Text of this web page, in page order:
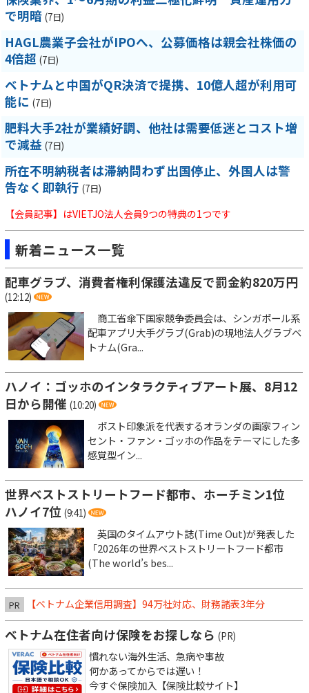
で明暗 (7日)
HAGL農業子会社がIPOへ、公募価格は親会社株価の
4倍超 (7日)
ベトナムと中国がQR決済で提携、10億人超が利用可
能に (7日)
肥料大手2社が業績好調、他社は需要低迷とコスト増
で減益 (7日)
所在不明納税者は滞納問わず出国停止、外国人は警
告なく即執行 (7日)
【会員記事】はVIETJO法人会員9つの特典の1つです
新着ニュース一覧
配車グラブ、消費者権利保護法違反で罰金約820万円
(12:12)
商工省傘下国家競争委員会は、シンガポール系
配車アプリ大手グラブ(Grab)の現地法人グラブベ
トナム(Gra...
ハノイ：ゴッホのインタラクティブアート展、8月12
日から開催 (10:20)
ポスト印象派を代表するオランダの画家フィン
セント・ファン・ゴッホの作品をテーマにした多
感覚型イン...
世界ベストストリートフード都市、ホーチミン1位
ハノイ7位 (9:41)
英国のタイムアウト誌(Time Out)が発表した
「2026年の世界ベストストリートフード都市
(The world’s bes...
PR 【ベトナム企業信用調査】94万社対応、財務諸表3年分
ベトナム在住者向け保険をお探しなら (PR)
慣れない海外生活、急病や事故
何かあってからでは遅い！
今すぐ保険加入【保険比較サイト】